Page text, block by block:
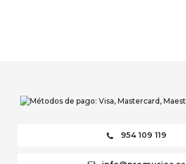
954 109 119